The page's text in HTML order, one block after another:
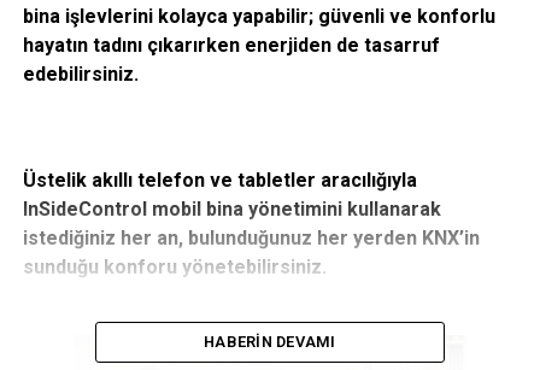
bina işlevlerini kolayca yapabilir; güvenli ve konforlu
hayatın tadını çıkarırken enerjiden de tasarruf
edebilirsiniz.
Üstelik akıllı telefon ve tabletler aracılığıyla
InSideControl mobil bina yönetimini kullanarak
istediğiniz her an, bulunduğunuz her yerden KNX’in
sunduğu konforu yönetebilirsiniz.
HABERIN DEVAMI